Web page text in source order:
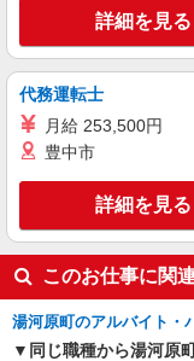
詳細を見る
代務運転士
月給 253,500円
豊中市
詳細を見る
このお仕事に関
湯河原町のアルバイト・
同じ職種から湯河原